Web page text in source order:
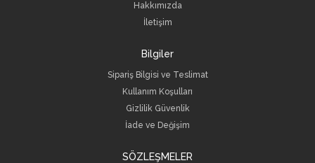
Hakkımızda
İletişim
Bilgiler
Sipariş Bilgisi ve Teslimat
Kullanım Koşulları
Gizlilik Güvenlik
İade ve Değişim
SÖZLEŞMELER